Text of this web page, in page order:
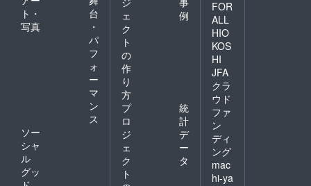
ト・
写真
台
・
パ
フ
ォ
ー
マ
ン
ス
ソー
シャ
ル
グッ
ェ
ク
ト
の
作
り
方
例
プ
ロ
ジ
ェ
ク
ト
統
計
デ
ー
タ
FOR
ALL
HIO
KOS
HI
JFA
クラ
ウド
ファ
ン
ディ
ング
mac
hi-ya